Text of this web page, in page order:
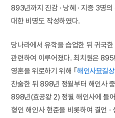
893년까지 진감 · 낭혜 · 지증 3명
대한 비명도 작성하였다.
당나라에서 유학을 습업한 뒤 귀국
관련하여 이루어졌다. 최치원은
영혼을 위로하기 위해 ｢해인사묘길
찬술한 뒤 898년 정월부터 해인사
898년(효공왕 2) 정월 해인사에 들
형인 해인사 현준을 비롯하여 결언